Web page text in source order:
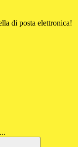
di posta elettronica!